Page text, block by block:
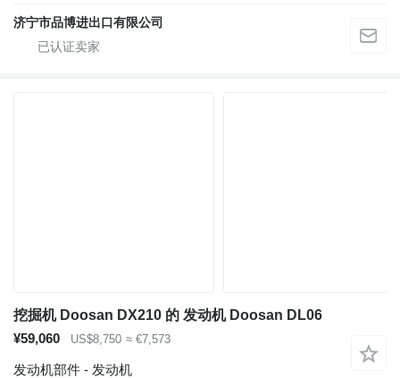
济宁市品博进出口有限公司
挖掘机 Doosan DX210 的 发动机 Doosan DL06
¥59,060
US$8,750 ≈ €7,573
发动机部件 - 发动机